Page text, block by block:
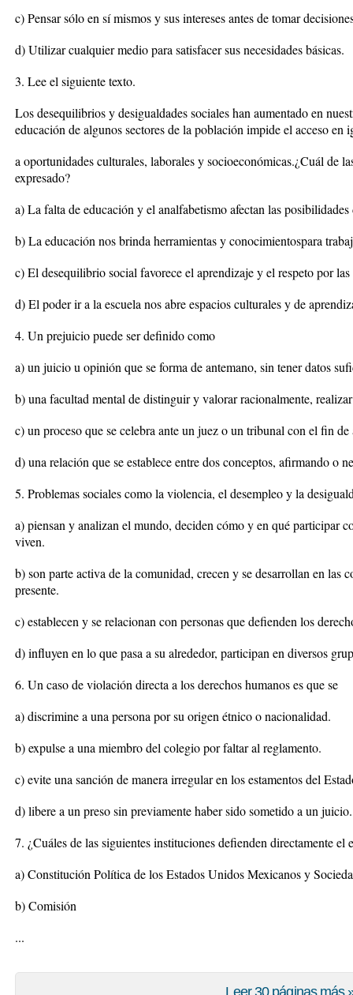
c) Pensar sólo en sí mismos y sus intereses antes de tomar
d) Utilizar cualquier medio para satisfacer sus necesidades básicas.
3. Lee el siguiente texto.
Los desequilibrios y desigualdades sociales han aumentado en
educación de algunos sectores de la población impide el acceso en
a oportunidades culturales, laborales y socioeconómicas.¿Cuál de
expresado?
a) La falta de educación y el analfabetismo afectan las
b) La educación nos brinda herramientas y conocimientospara
c) El desequilibrio social favorece el aprendizaje y el respeto por
d) El poder ir a la escuela nos abre espacios culturales y de
4. Un prejuicio puede ser definido como
a) un juicio u opinión que se forma de antemano, sin tener datos
b) una facultad mental de distinguir y valorar racionalmente,
c) un proceso que se celebra ante un juez o un tribunal con el fin
d) una relación que se establece entre dos conceptos, afirmando o
5. Problemas sociales como la violencia, el desempleo y la
a) piensan y analizan el mundo, deciden cómo y en qué participar
viven.
b) son parte activa de la comunidad, crecen y se desarrollan en las
presente.
c) establecen y se relacionan con personas que defienden los
d) influyen en lo que pasa a su alrededor, participan en diversos
6. Un caso de violación directa a los derechos humanos es que se
a) discrimine a una persona por su origen étnico o nacionalidad.
b) expulse a una miembro del colegio por faltar al reglamento.
c) evite una sanción de manera irregular en los estamentos del
d) libere a un preso sin previamente haber sido sometido a un juicio.
7. ¿Cuáles de las siguientes instituciones defienden directamente el
a) Constitución Política de los Estados Unidos Mexicanos y
b) Comisión
...
Leer 30 páginas más